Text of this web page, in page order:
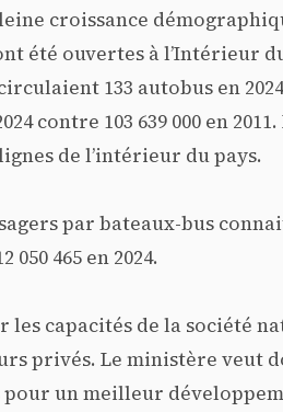
croissance
été ouvertes à l’Intérieur
133 autobus en
contre 103 639 000 en
de l’intérieur du pays.
par bateaux-bus
050 465 en 2024.
les capacités de la société
privés. Le ministère veut
pour un meilleur